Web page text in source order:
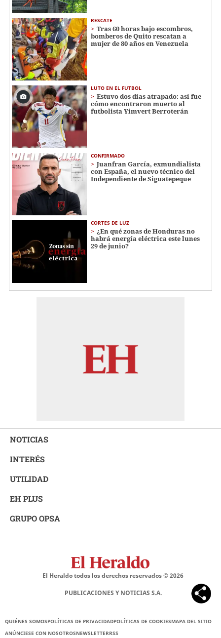
RESCATE
Tras 60 horas bajo escombros,
bomberos de Quito rescatan a
mujer de 80 años en Venezuela
LUTO EN EL FUTBOL
Estuvo dos días atrapado: así fue
cómo encontraron muerto al
futbolista Yimvert Berroterán
CONFIRMADO
Juanfran García, exmundialista
con España, el nuevo técnico del
Independiente de Siguatepeque
CORTES DE LUZ
¿En qué zonas de Honduras no
habrá energía eléctrica este lunes
29 de junio?
NOTICIAS
INTERÉS
UTILIDAD
EH PLUS
GRUPO OPSA
El Heraldo todos los derechos reservados ©2026
PUBLICACIONES Y NOTICIAS S.A.
QUIÉNES SOMOSPOLÍTICAS DE PRIVACIDADPOLÍTICAS DE COOKIESMAPA DEL SITIO
ANÚNCIESE CON NOSOTROSNEWSLETTERRSS